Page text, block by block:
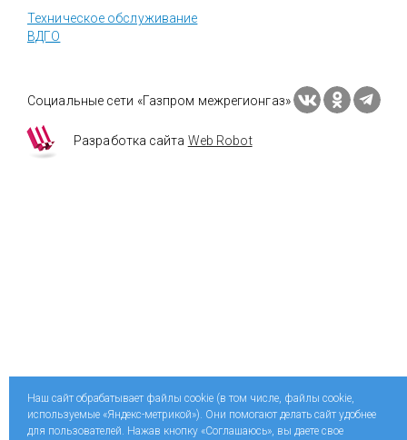
Техническое обслуживание
ВДГО
Социальные сети «Газпром межрегионгаз»
Разработка сайта Web Robot
Наш сайт обрабатывает файлы cookie (в том числе, файлы cookie,
используемые «Яндекс-метрикой»). Они помогают делать сайт удобнее
для пользователей. Нажав кнопку «Соглашаюсь», вы даете свое